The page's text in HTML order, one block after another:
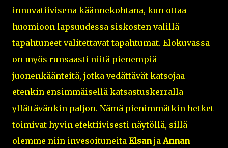
innovatiivisena käännekohtana, kun ottaa
huomioon lapsuudessa siskosten valillä
tapahtuneet valitettavat tapahtumat. Elokuvassa
on myös runsaasti niitä pienempiä
juonenkäänteitä, jotka vedättävät katsojaa
etenkin ensimmäisellä katsastuskerralla
yllättävänkin paljon. Nämä pienimmätkin hetket
toimivat hyvin efektiivisesti näytöllä, sillä
olemme niin invesoituneita ElsanjaAnnan